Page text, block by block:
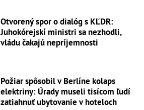
Otvorený spor o dialóg s KĽDR:
Juhokórejskí ministri sa nezhodli,
vládu čakajú nepríjemnosti
Požiar spôsobil v Berlíne kolaps
elektriny: Úrady museli tisícom ľudí
zatiahnuť ubytovanie v hoteloch